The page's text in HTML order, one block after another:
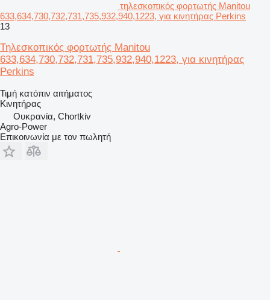
τηλεσκοπικός φορτωτής Manitou
633,634,730,732,731,735,932,940,1223, για κινητήρας Perkins
13
Τηλεσκοπικός φορτωτής Manitou
633,634,730,732,731,735,932,940,1223, για κινητήρας
Perkins
Τιμή κατόπιν αιτήματος
Κινητήρας
Ουκρανία, Chortkiv
Agro-Power
Επικοινωνία με τον πωλητή